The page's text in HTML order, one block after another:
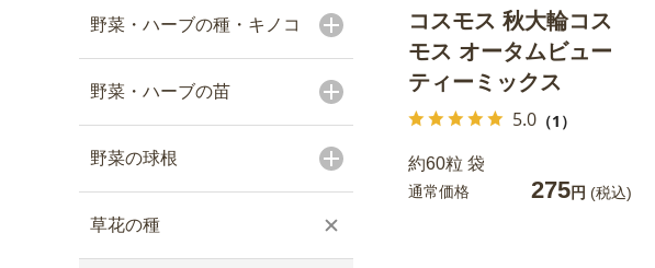
野菜・ハーブの種・キノコ
野菜・ハーブの苗
野菜の球根
草花の種
コスモス 秋大輪コス
モス オータムビュー
ティーミックス
5.0 （1）
約60粒 袋
通常価格 275円 (税込)